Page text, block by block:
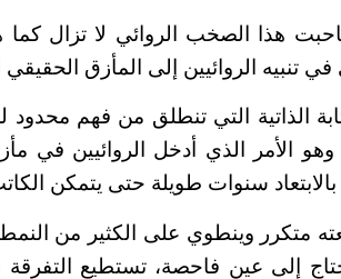
هذا الصخب الروائي لا تزال
في تنبيه الروائيين إلى المأزق
الذاتية التي تنطلق من فهم محدود
وهو الأمر الذي أدخل الروائيين في
بالابتعاد سنوات طويلة حتى يتمكن
متكرر وينطوي على الكثير من
يحتاج إلى عين فاحصة، تستطيع